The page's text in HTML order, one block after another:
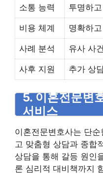
소통 능력 투명하
비용 체계 명확하
사례 분석 유사 사
사후 지원 추가 상
5. 이혼전문변
서비스
이혼전문변호사는 단
고 맞춤형 상담과 종합
상담을 통해 갈등 원인
론 심리적 대비책까지